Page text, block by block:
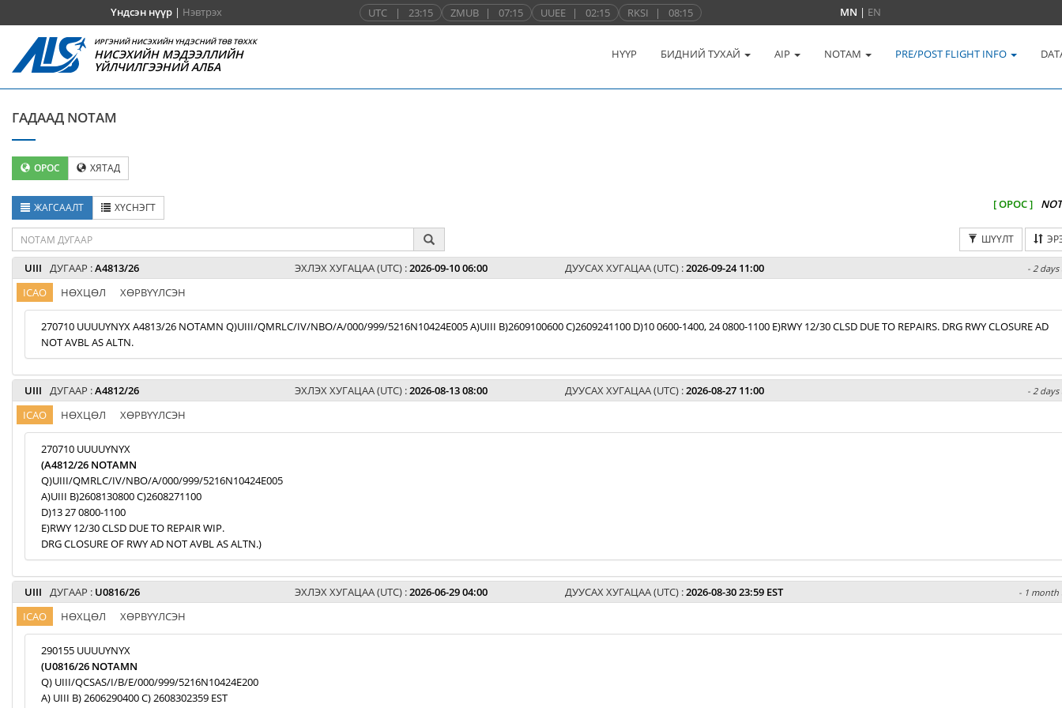
Үндсэн нүүр| Нэвтрэх UTC | 23:15 ZMUB | 07:15 UUEE | 02:15 RKSI | 08:15 MN | EN
ИРГЭНИЙ НИСЭХИЙН ҮНДЭСНИЙ ТӨВ ТӨХХК
НИСЭХИЙН МЭДЭЭЛЛИЙН
ҮЙЛЧИЛГЭЭНИЙ АЛБА
НҮҮР БИДНИЙ ТУХАЙ AIP NOTAM PRE/POST FLIGHT INFO
ГАДААД NOTAM
ОРОС ХЯТАД
ЖАГСААЛТ ХҮСНЭГТ [ ОРОС ]
ШҮҮЛТ
UIII ДУГААР :A4813/26 ЭХЛЭХ ХУГАЦАА (UTC) :2026-09-10 06:00 ДУУСАХ ХУГАЦАА (UTC) :2026-09-24 11:00 - 2 days
ICAO НӨХЦӨЛ ХӨРВҮҮЛСЭН
270710 UUUUYNYX A4813/26 NOTAMN Q)UIII/QMRLC/IV/NBO/A/000/999/5216N10424E005 A)UIII B)2609100600 C)2609241100 D)10 0600-1400, 24 0800-1100 E)RWY 12/30 CLSD DUE TO REPAIRS. DRG RWY CLOSURE AD
NOT AVBL AS ALTN.
UIII ДУГААР :A4812/26 ЭХЛЭХ ХУГАЦАА (UTC) :2026-08-13 08:00 ДУУСАХ ХУГАЦАА (UTC) :2026-08-27 11:00 - 2 days
ICAO НӨХЦӨЛ ХӨРВҮҮЛСЭН
270710 UUUUYNYX
(A4812/26 NOTAMN
Q)UIII/QMRLC/IV/NBO/A/000/999/5216N10424E005
A)UIII B)2608130800 C)2608271100
D)13 27 0800-1100
E)RWY 12/30 CLSD DUE TO REPAIR WIP.
DRG CLOSURE OF RWY AD NOT AVBL AS ALTN.)
UIII ДУГААР : U0816/26 ЭХЛЭХ ХУГАЦАА (UTC) :2026-06-29 04:00 ДУУСАХ ХУГАЦАА (UTC) :2026-08-30 23:59 EST - 1 month
ICAO НӨХЦӨЛ ХӨРВҮҮЛСЭН
290155 UUUUYNYX
(U0816/26 NOTAMN
Q) UIII/QCSAS/I/B/E/000/999/5216N10424E200
A) UIII B) 2606290400 C) 2608302359 EST